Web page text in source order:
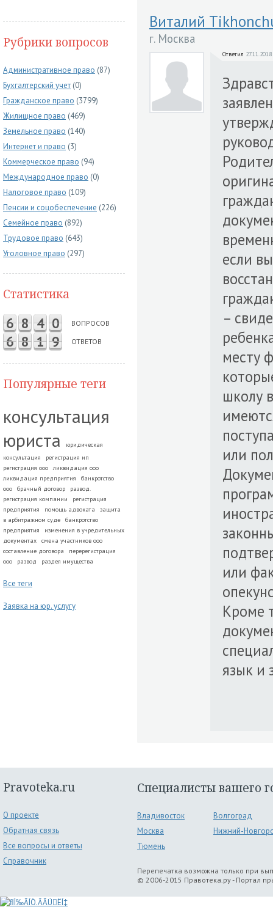
Рубрики вопросов
Административное право (87)
Бухгалтерский учет (0)
Гражданское право (3799)
Жилищное право (469)
Земельное право (140)
Интернет и право (3)
Коммерческое право (94)
Международное право (0)
Налоговое право (109)
Пенсии и соцобеспечение (226)
Семейное право (892)
Трудовое право (643)
Уголовное право (297)
Статистика
6 8 4 0 ВОПРОСОВ
6 8 1 9 ОТВЕТОВ
Популярные теги
консультация
юриста
юридическая
консультация
регистрация ип
регистрация ооо
ликвидация ооо
ликвидация предприятия
банкротство
ооо
брачный договор
развод.
регистрация компании
регистрация
предприятия
помощь адвоката
защита
в арбитражном суде
банкротство
предприятия
изменения в учредительных
документах
смена участников ооо
составление договора
перерегистрация
ооо
развод раздел имущества
Все теги
Заявка на юр. услугу
Виталий
г. Москва
Ответил
если
–
месту
школу
или
или
Кроме
язык и
Pravoteka.ru
О проекте
Обратная связь
Все вопросы и ответы
Справочник
Специалисты вашего
Владивосток
Волгоград
Москва
Нижний-
Тюмень
Перепечатка возможна только при
© 2006-2015 Правотека.ру - Портал